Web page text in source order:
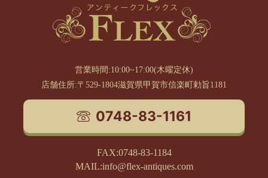
営業時間:10:00~17:00(木曜定休)
店舗住所:〒529-1804滋賀県甲賀市信楽町勅旨1181
0748-83-1161
FAX:0748-83-1184
MAIL:info@flex-antiques.com